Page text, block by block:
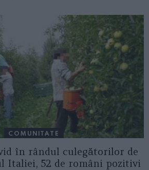
COMUNITATE
în rândul culegătorilor de
Italiei, 52 de români pozitivi